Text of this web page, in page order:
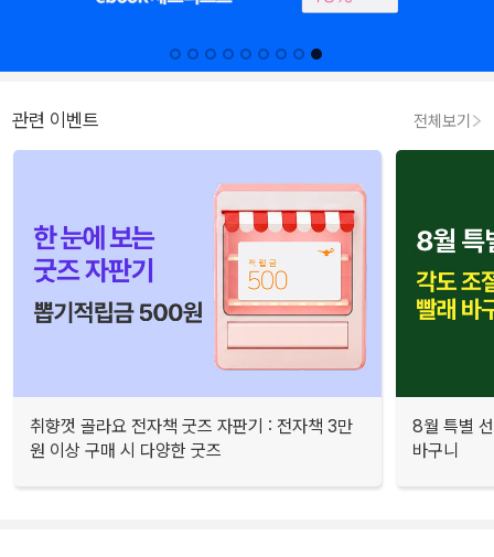
관련 이벤트 전체보기
취향껏 골라요 전자책 굿즈 자판기 : 전자책 3만
원 이상 구매 시 다양한 굿즈
8월 특별
바구니